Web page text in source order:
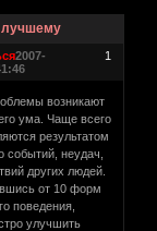
лучшему
1
2007-
возникают
ума. Чаще всего
результатом
событий, неудач,
других людей.
от 10 форм
поведения,
улучшить